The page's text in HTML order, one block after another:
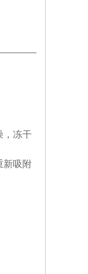
，冻干
新吸附